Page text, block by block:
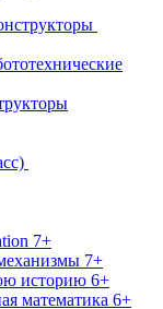
7+
7+
историю 6+
математика 6+